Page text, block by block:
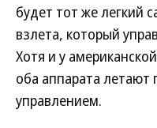
будет тот же легкий
взлета, который
Хотя и у
оба аппарата
управлением.